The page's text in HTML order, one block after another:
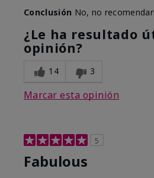
Conclusión No, no
¿Le ha resultado
opinión?
14 3
Marcar esta opinión
5
Fabulous